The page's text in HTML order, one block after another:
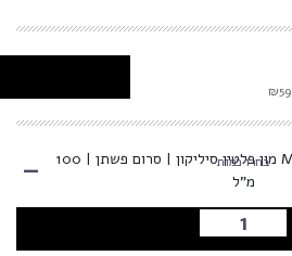
כמות של MON PLATIN מון פלטין סיליקון | סרום פשתן | 100
מ"ל
בחרו כמות -
הוספה לסל